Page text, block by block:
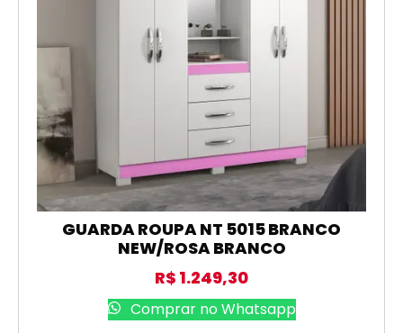
GUARDA ROUPA NT 5015 BRANCO
NEW/ROSA BRANCO
R$ 1.249,30
Comprar no Whatsapp